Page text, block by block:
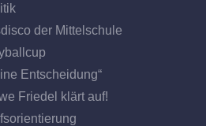
der Mittelschule
Entscheidung“
Friedel klärt auf!